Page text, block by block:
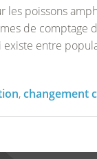
les poissons
de
entre
,changement